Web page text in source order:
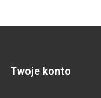
Twoje konto